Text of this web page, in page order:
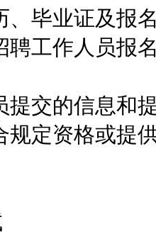
、毕业证及报
聘工作人员报
的信息和提
规定资格或提